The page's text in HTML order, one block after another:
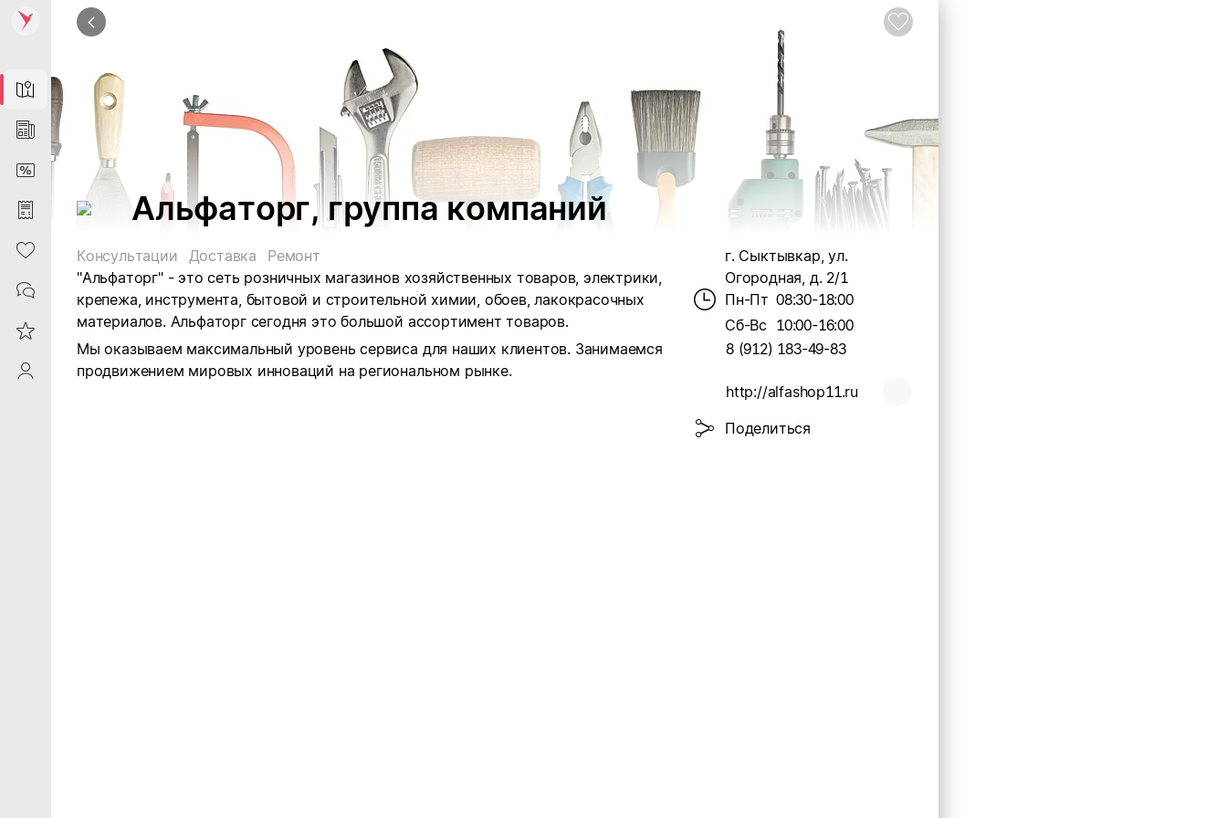
Map
News
DiscountCard
Purchases
Heart
Contacts
Reviews
ProfileSaby
Альфаторг, группа компаний
Консультации Доставка
Ремонт
"Альфаторг" - это сеть розничных магазинов хозяйственных товаров, электрики,
крепежа, инструмента, бытовой и строительной химии, обоев, лакокрасочных
материалов. Альфаторг сегодня это большой ассортимент товаров.
Мы оказываем максимальный уровень сервиса для наших клиентов. Занимаемся
продвижением мировых инноваций на региональном рынке.
г. Сыктывкар, ул.
Огородная, д. 2/1
Пн-Пт 08:30-18:00
Сб-Вс 10:00-16:00
8 (912) 183-49-83
http://alfashop11.ru
Поделиться